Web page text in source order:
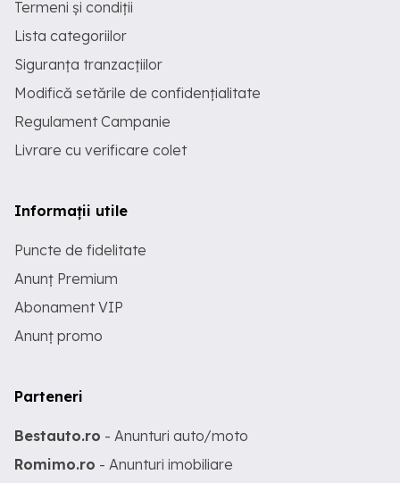
Termeni și condiții
Lista categoriilor
Siguranța tranzacțiilor
Modifică setările de confidențialitate
Regulament Campanie
Livrare cu verificare colet
Informații utile
Puncte de fidelitate
Anunț Premium
Abonament VIP
Anunț promo
Parteneri
Bestauto.ro - Anunturi auto/moto
Romimo.ro - Anunturi imobiliare